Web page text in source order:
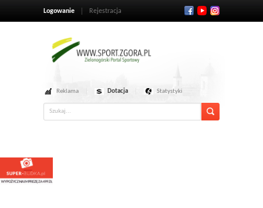
Logowanie Rejestracja
Reklama Dotacja Statystyki